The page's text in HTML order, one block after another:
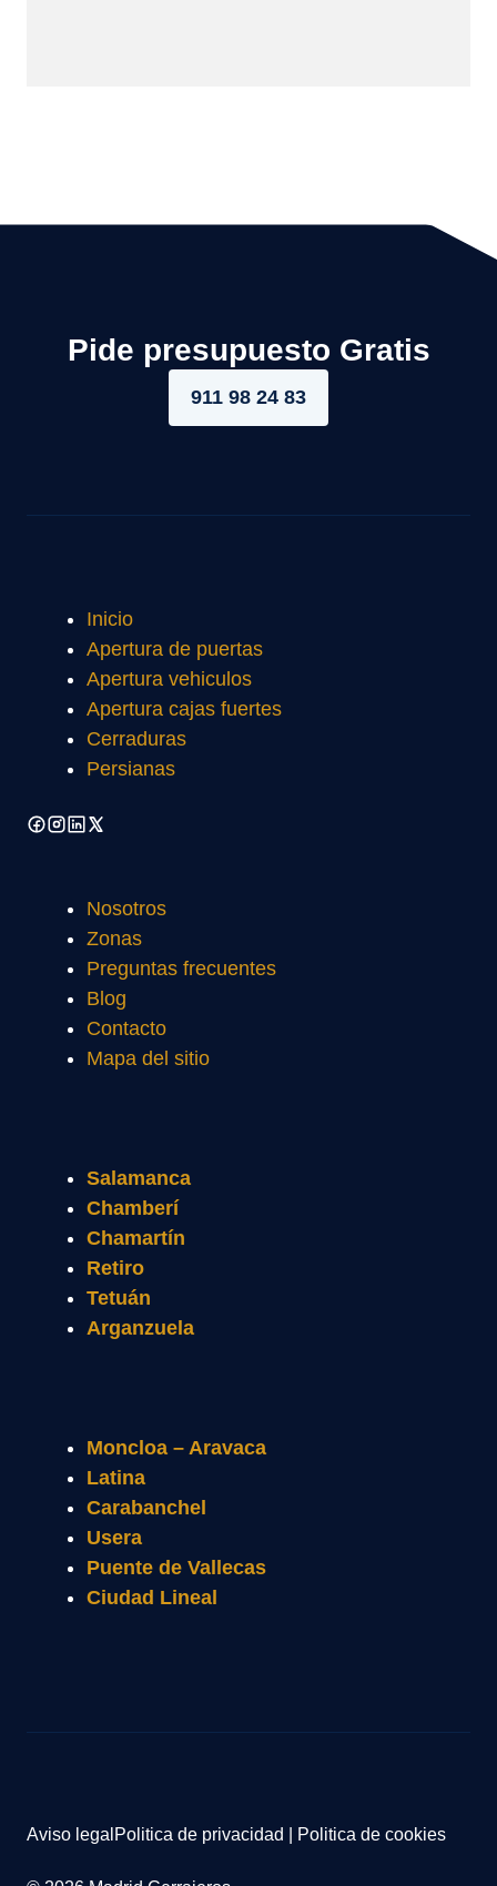
Pide presupuesto Gratis
911 98 24 83
Inicio
Apertura de puertas
Apertura vehiculos
Apertura cajas fuertes
Cerraduras
Persianas
Nosotros
Zonas
Preguntas frecuentes
Blog
Contacto
Mapa del sitio
Salamanca
Chamberí
Chamartín
Retiro
Tetuán
Arganzuela
Moncloa – Aravaca
Latina
Carabanchel
Usera
Puente de Vallecas
Ciudad Lineal
Aviso legal Politica de privacidad Politica de cookies